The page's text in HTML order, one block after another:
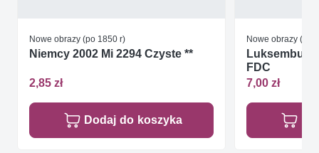
Nowe obrazy (po 1850 r)
Niemcy 2002 Mi 2294 Czyste **
2,85 zł
Dodaj do koszyka
Nowe obrazy (po
Luksemburg
FDC
7,00 zł